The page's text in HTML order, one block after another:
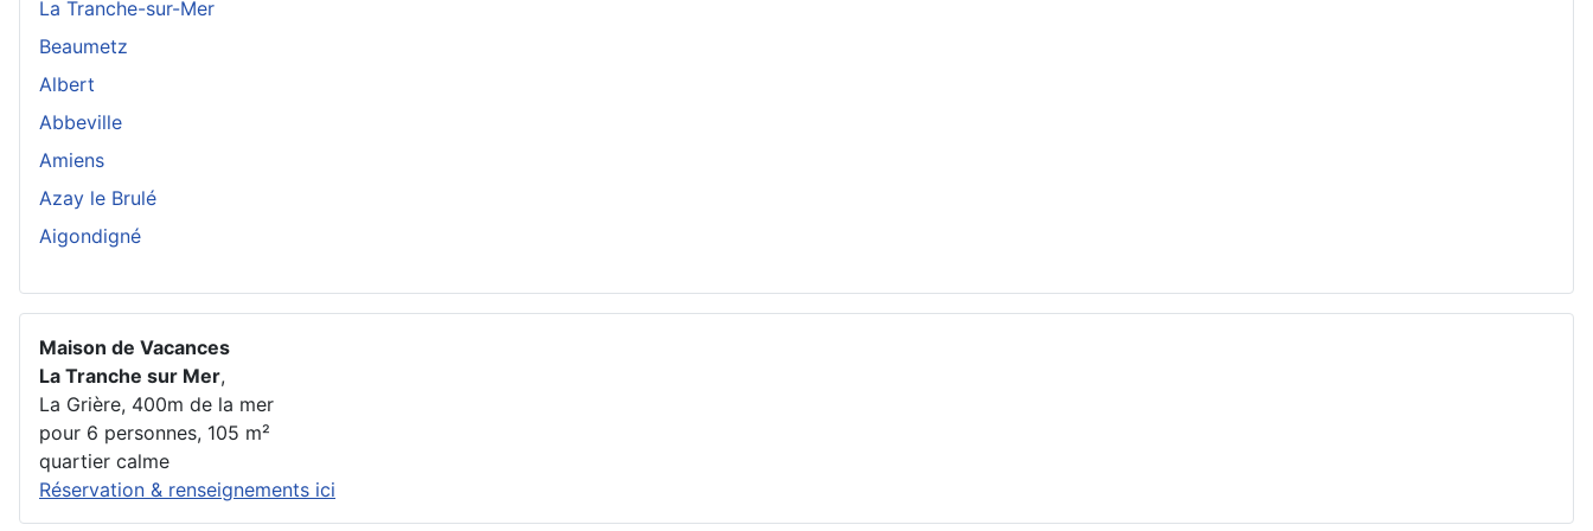
La Tranche-sur-Mer
Beaumetz
Albert
Abbeville
Amiens
Azay le Brulé
Aigondigné
Maison de Vacances
La Tranche sur Mer,
La Grière, 400m de la mer
pour 6 personnes, 105 m²
quartier calme
Réservation & renseignements ici